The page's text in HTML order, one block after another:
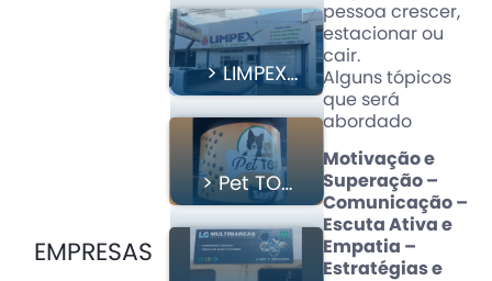
EMPRESAS
> LIMPEX
HIGIENE E
LIMPEZA
> Pet TOP
LTDA
pessoa crescer,
estacionar ou
cair.
Alguns tópicos
que será
abordado
Motivação e
Superação –
Comunicação –
Escuta Ativa e
Empatia –
Estratégias e